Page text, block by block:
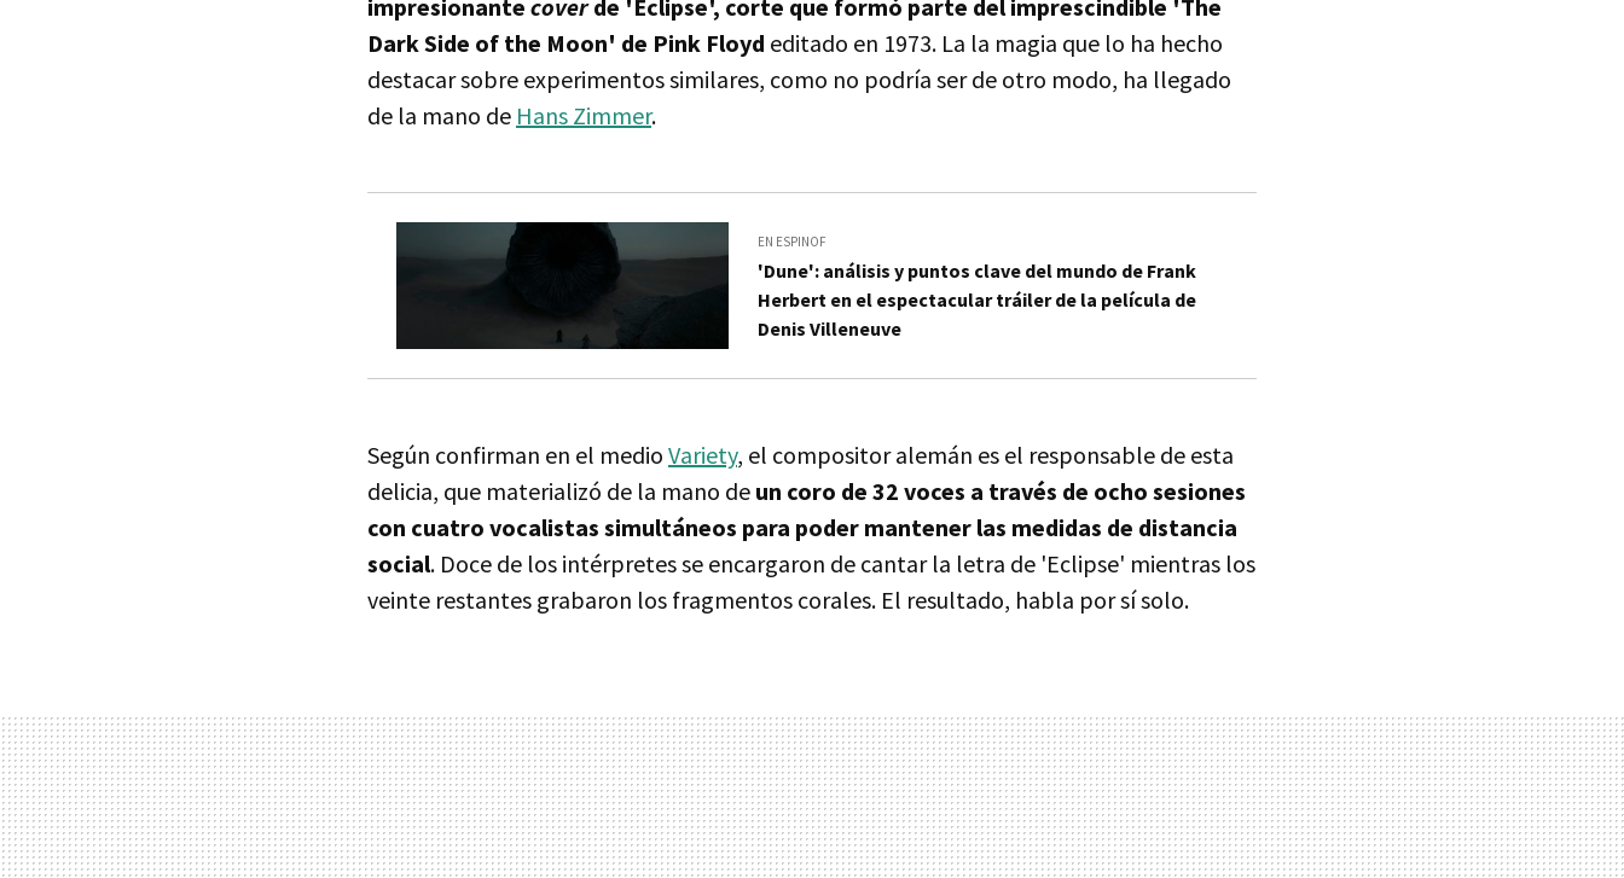
impresionante coverde 'Eclipse', corte que formó parte del imprescindible 'The
Dark Side of the Moon' de Pink Floyd editado en 1973. La la magia que lo ha hecho
destacar sobre experimentos similares, como no podría ser de otro modo, ha llegado
de la mano de Hans Zimmer.
EN ESPINOF
'Dune': análisis y puntos clave del mundo de Frank
Herbert en el espectacular tráiler de la película de
Denis Villeneuve
Según confirman en el medio Variety, el compositor alemán es el responsable de esta
delicia, que materializó de la mano de un coro de 32 voces a través de ocho sesiones
con cuatro vocalistas simultáneos para poder mantener las medidas de distancia
social. Doce de los intérpretes se encargaron de cantar la letra de 'Eclipse' mientras los
veinte restantes grabaron los fragmentos corales. El resultado, habla por sí solo.